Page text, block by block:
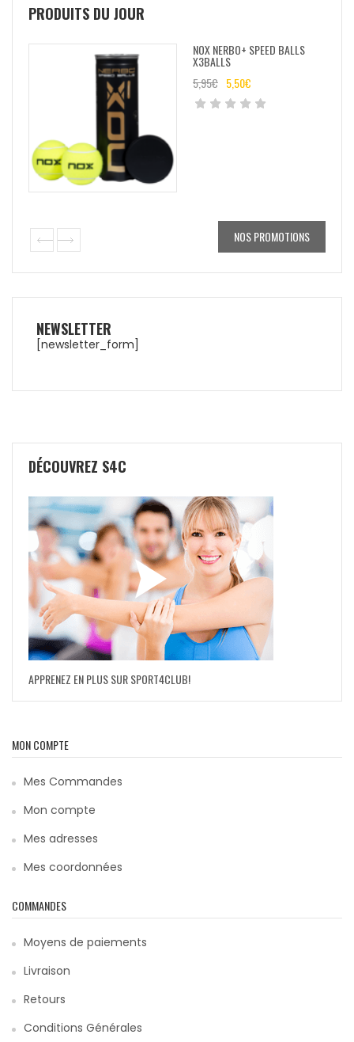
PRODUITS DU JOUR
NOX NERBO+ SPEED BALLS
€
NOS PROMOTIONS
NEWSLETTER
[newsletter_form]
DÉCOUVREZ S4C
APPRENEZ EN PLUS SUR SPORT4CLUB!
MON COMPTE
Mes Commandes
Mon compte
Mes adresses
Mes coordonnées
COMMANDES
Moyens de paiements
Livraison
Retours
Conditions Générales